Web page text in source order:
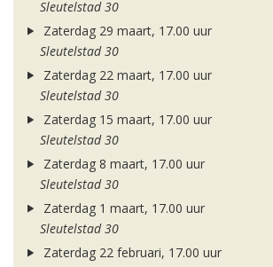
Sleutelstad 30
Zaterdag 29 maart, 17.00 uur
Sleutelstad 30
Zaterdag 22 maart, 17.00 uur
Sleutelstad 30
Zaterdag 15 maart, 17.00 uur
Sleutelstad 30
Zaterdag 8 maart, 17.00 uur
Sleutelstad 30
Zaterdag 1 maart, 17.00 uur
Sleutelstad 30
Zaterdag 22 februari, 17.00 uur